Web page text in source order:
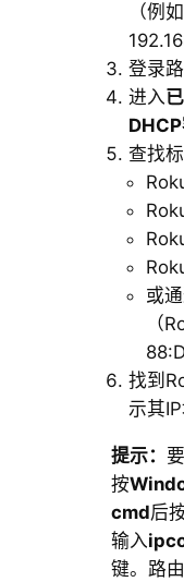
（例
登录
进入
查找
或
（
找到
示其IP
提示： 要
按
cmd后
输入
键。路